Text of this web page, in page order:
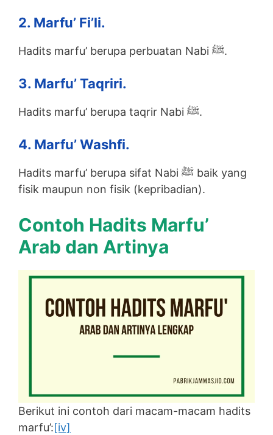
2. Marfu’ Fi’li.
Hadits marfu’ berupa perbuatan Nabi ﷺ.
3. Marfu’ Taqriri.
Hadits marfu’ berupa taqrir Nabi ﷺ.
4. Marfu’ Washfi.
Hadits marfu’ berupa sifat Nabi ﷺ baik yang
fisik maupun non fisik (kepribadian).
Contoh Hadits Marfu’
Arab dan Artinya
Berikut ini contoh dari macam-macam hadits
marfu’:[iv]